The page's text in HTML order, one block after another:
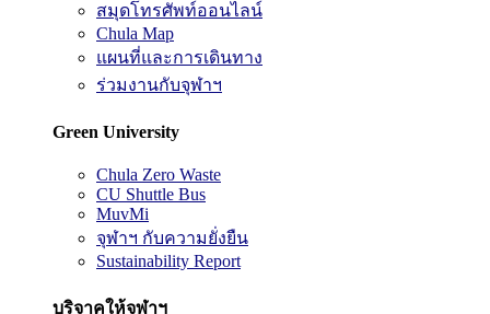
สมุดโทรศัพท์ออนไลน์
Chula Map
แผนที่และการเดินทาง
ร่วมงานกับจุฬาฯ
Green University
Chula Zero Waste
CU Shuttle Bus
MuvMi
จุฬาฯ กับความยั่งยืน
Sustainability Report
บริจาคให้จุฬาฯ